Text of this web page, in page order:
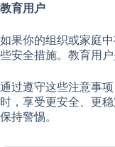
教育用户
如果你的组织或家庭
些安全措施。教育用
通过遵守这些注意事
时，享受更安全、更
保持警惕。